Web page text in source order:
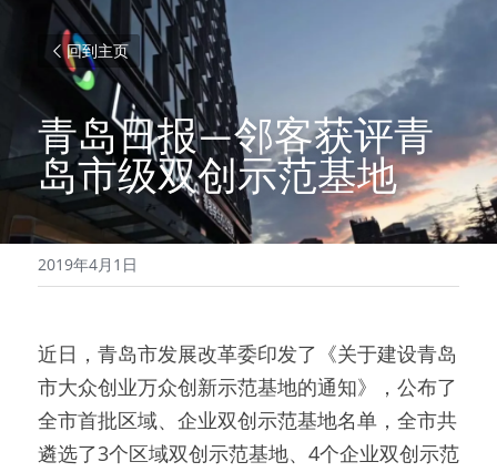
回到主页
青岛日报—邻客获评青
岛市级双创示范基地
2019年4月1日
近日，青岛市发展改革委印发了《关于建设青岛
市大众创业万众创新示范基地的通知》，公布了
全市首批区域、企业双创示范基地名单，全市共
遴选了3个区域双创示范基地、4个企业双创示范